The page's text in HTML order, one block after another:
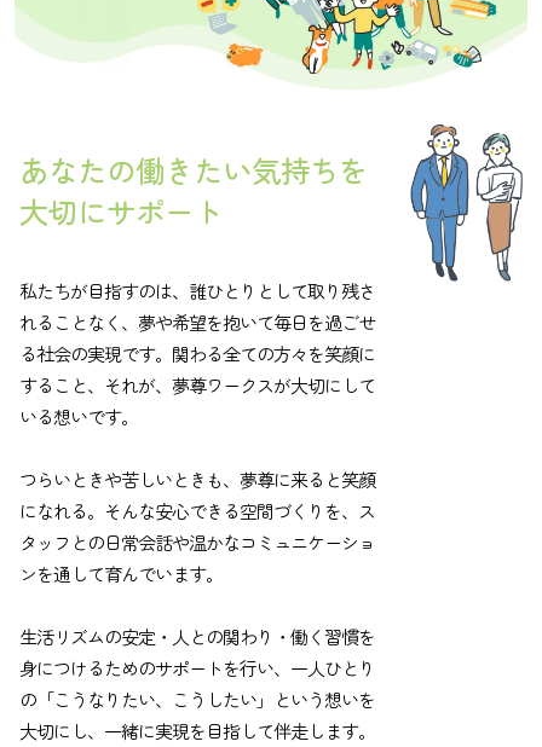
あなたの働きたい気持ちを
大切にサポート
私たちが目指すのは、誰ひとりとして取り残さ
れることなく、夢や希望を抱いて毎日を過ごせ
る社会の実現です。関わる全ての方々を笑顔に
すること、それが、夢尊ワークスが大切にして
いる想いです。
つらいときや苦しいときも、夢尊に来ると笑顔
になれる。そんな安心できる空間づくりを、ス
タッフとの日常会話や温かなコミュニケーショ
ンを通して育んでいます。
生活リズムの安定・人との関わり・働く習慣を
身につけるためのサポートを行い、一人ひとり
の「こうなりたい、こうしたい」という想いを
大切にし、一緒に実現を目指して伴走します。